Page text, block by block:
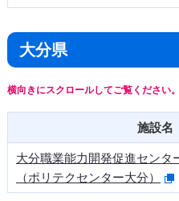
大分県
施設名
大分職業能力開発促進センタ
（ポリテクセンター大分）